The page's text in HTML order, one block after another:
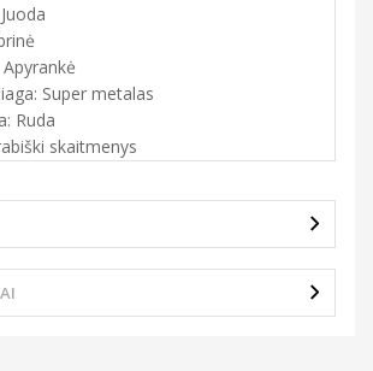
Super metalas
Ruda
skaitmenys